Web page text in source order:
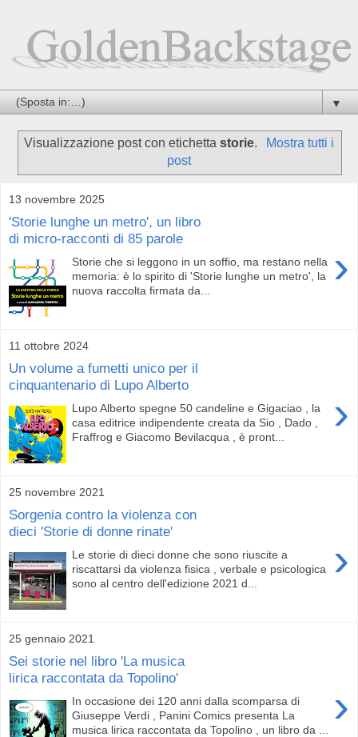
▼
Visualizzazione post con etichettastorie.
Mostra tutti i
post
13 novembre 2025
'Storie lunghe un metro', un libro
di micro-racconti di 85 parole
›
Storie che si leggono in un soffio, ma restano nella
memoria: è lo spirito di 'Storie lunghe un metro', la
nuova raccolta firmata da...
11 ottobre 2024
Un volume a fumetti unico per il
cinquantenario di Lupo Alberto
›
Lupo Alberto spegne 50 candeline e Gigaciao , la
casa editrice indipendente creata da Sio , Dado ,
Fraffrog e Giacomo Bevilacqua , è pront...
25 novembre 2021
Sorgenia contro la violenza con
dieci 'Storie di donne rinate'
›
Le storie di dieci donne che sono riuscite a
riscattarsi da violenza fisica , verbale e psicologica
sono al centro dell'edizione 2021 d...
25 gennaio 2021
Sei storie nel libro 'La musica
lirica raccontata da Topolino'
›
In occasione dei 120 anni dalla scomparsa di
Giuseppe Verdi , Panini Comics presenta La
musica lirica raccontata da Topolino , un libro da ...